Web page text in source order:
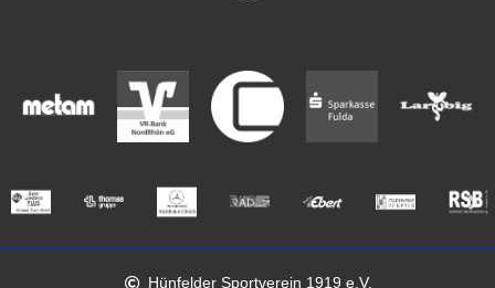
Hünfelder Sportverein 1919 e.V.